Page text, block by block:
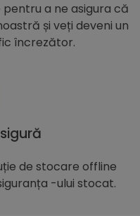
a ne asigura că
și veți deveni un
încrezător.
de stocare offline
-ului stocat.